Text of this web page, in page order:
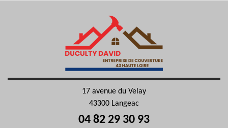
17 avenue du Velay
43300 Langeac
04 82 29 30 93